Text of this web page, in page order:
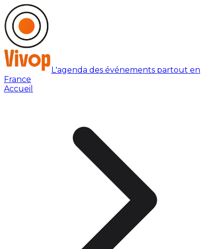
L'agenda des événements partout en
France
Accueil